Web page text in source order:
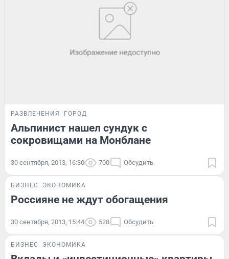
РАЗВЛЕЧЕНИЯ ГОРОД
Альпинист нашел сундук с
сокровищами на Монблане
30 сентября, 2013, 16:30 700 Обсудить
БИЗНЕС ЭКОНОМИКА
Россияне не ждут обогащения
30 сентября, 2013, 15:44 528 Обсудить
БИЗНЕС ЭКОНОМИКА